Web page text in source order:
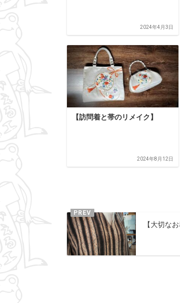
2024年4月3日
【訪問着と帯のリメイク】
2024年8月12日
【大切な